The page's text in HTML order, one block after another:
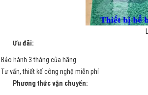
Ưu đãi:
Bảo hành 3 tháng của hãng
Tư vấn, thiết kế công nghệ miễn phí
Phương thức vận chuyển: